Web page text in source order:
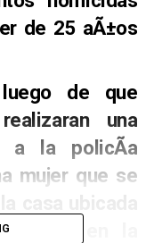
de 25 aÃ±os
de que
una
a la policÃ­a
mujer que se
16 en la